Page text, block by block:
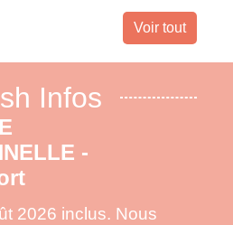
Voir tout
Infos
-
2026 inclus. Nous